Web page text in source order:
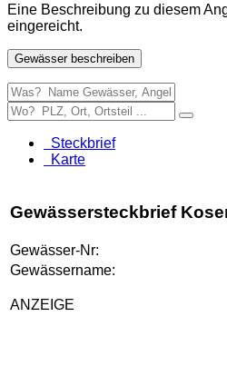
Eine Beschreibung zu diesem
eingereicht.
Gewässer beschreiben
Steckbrief
Karte
Gewässersteckbrief
Gewässer-Nr:
Gewässername:
ANZEIGE